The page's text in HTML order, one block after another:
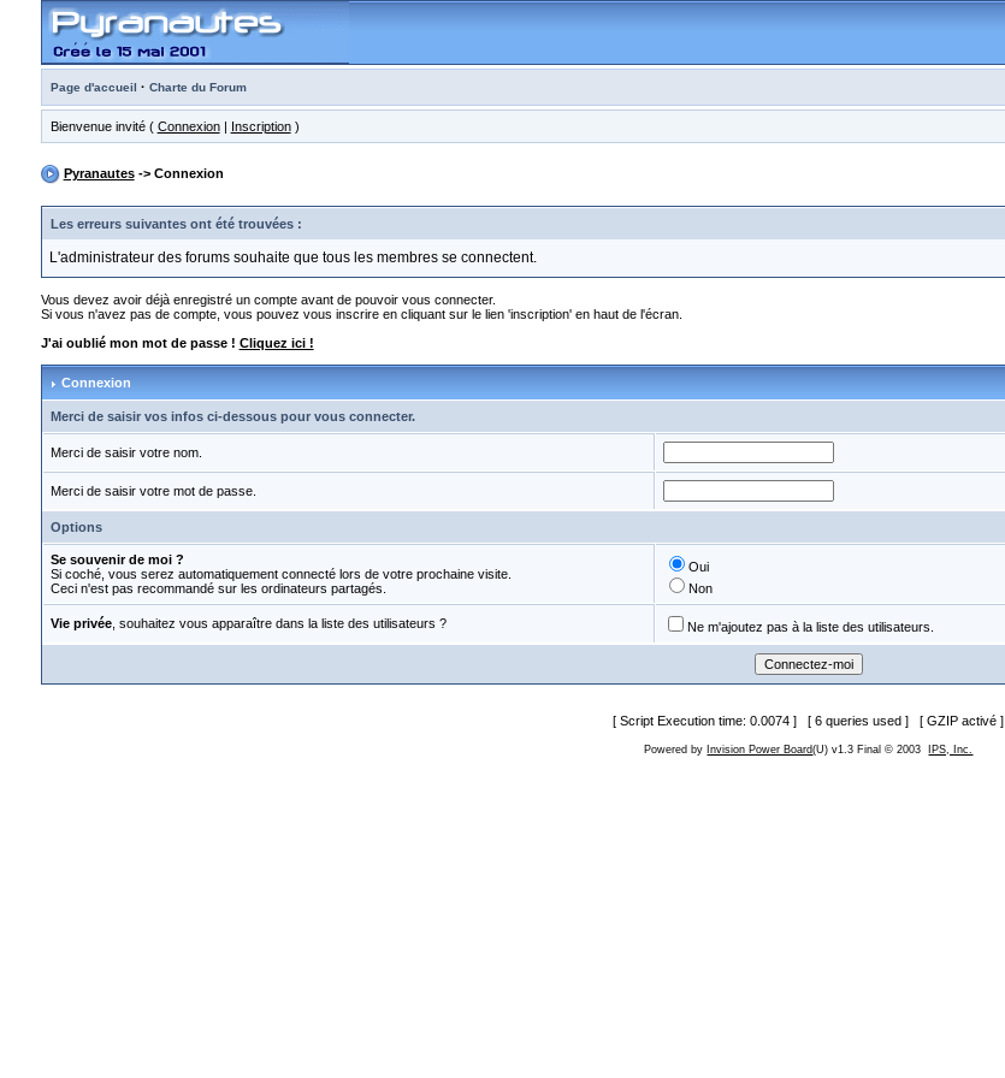
Page d'accueil · Charte du Forum
Bienvenue invité ( Connexion| Inscription)
Pyranautes-> Connexion
Les erreurs suivantes ont été trouvées :
L'administrateur des forums souhaite que tous les membres se connectent.
Vous devez avoir déjà enregistré un compte avant de pouvoir vous connecter.
Si vous n'avez pas de compte, vous pouvez vous inscrire en cliquant sur le lien 'inscription' en haut de l'écran.
J'ai oublié mon mot de passe ! Cliquez ici !
Connexion
Merci de saisir vos infos ci-dessous pour vous connecter.
Merci de saisir votre nom.
Merci de saisir votre mot de passe.
Options
Se souvenir de moi ?
Si coché, vous serez automatiquement connecté lors de votre prochaine visite.
Ceci n'est pas recommandé sur les ordinateurs partagés.
Oui
Non
Vie privée, souhaitez vous apparaître dans la liste des utilisateurs ? Ne m'ajoutez pas à la liste des utilisateurs.
[ Script Execution time: 0.0074 ] [ 6 queries used ] [ GZIP activé ]
Powered by Invision Power Board(U) v1.3 Final © 2003 IPS, Inc.